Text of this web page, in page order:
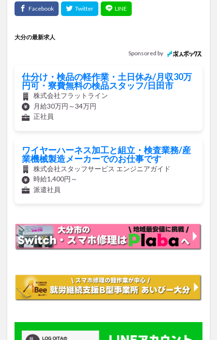
大分の最新求人
Sponsored by
仕分け・検品の軽作業・土日休み/月収30万
円可・寮費無料の検品スタッフ/日田市
株式会社フラットライン
月給30万円～34万円
正社員
ワイヤーハーネス加工と組立・検査業務/産
業機械製造メーカーでのお仕事です
株式会社スタッフサービス エンジニアガイド
時給1,400円～
派遣社員